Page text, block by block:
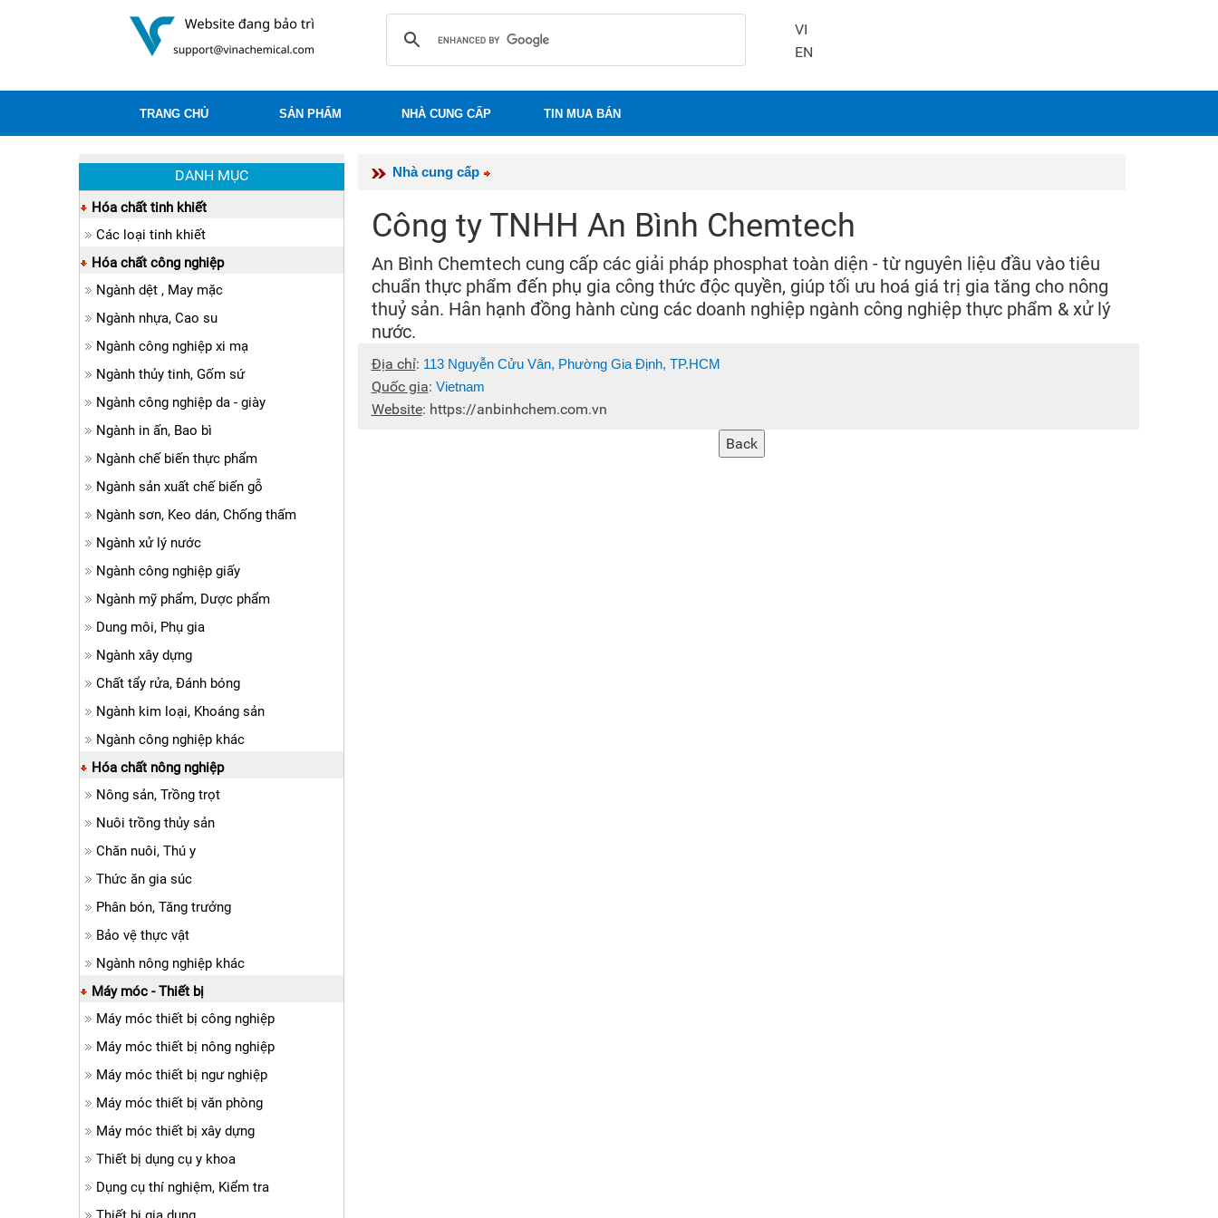
VI
EN
TRANG CHỦ SẢN PHẨM NHÀ CUNG CẤP TIN MUA BÁN
Nhà cung cấp
Công ty TNHH An Bình Chemtech
An Bình Chemtech cung cấp các giải pháp phosphat toàn diện - từ nguyên liệu đầu vào tiêu
chuẩn thực phẩm đến phụ gia công thức độc quyền, giúp tối ưu hoá giá trị gia tăng cho nông
thuỷ sản. Hân hạnh đồng hành cùng các doanh nghiệp ngành công nghiệp thực phẩm & xử lý
nước.
Địa chỉ: 113 Nguyễn Cửu Vân, Phường Gia Định, TP.HCM
Quốc gia: Vietnam
Website: https://anbinhchem.com.vn
DANH MỤC
Hóa chất tinh khiết
Các loại tinh khiết
Hóa chất công nghiệp
Ngành dệt , May mặc
Ngành nhựa, Cao su
Ngành công nghiệp xi mạ
Ngành thủy tinh, Gốm sứ
Ngành công nghiệp da - giày
Ngành in ấn, Bao bì
Ngành chế biến thực phẩm
Ngành sản xuất chế biến gỗ
Ngành sơn, Keo dán, Chống thấm
Ngành xử lý nước
Ngành công nghiệp giấy
Ngành mỹ phẩm, Dược phẩm
Dung môi, Phụ gia
Ngành xây dựng
Chất tẩy rửa, Đánh bóng
Ngành kim loại, Khoáng sản
Ngành công nghiệp khác
Hóa chất nông nghiệp
Nông sản, Trồng trọt
Nuôi trồng thủy sản
Chăn nuôi, Thú y
Thức ăn gia súc
Phân bón, Tăng trưởng
Bảo vệ thực vật
Ngành nông nghiệp khác
Máy móc - Thiết bị
Máy móc thiết bị công nghiệp
Máy móc thiết bị nông nghiệp
Máy móc thiết bị ngư nghiệp
Máy móc thiết bị văn phòng
Máy móc thiết bị xây dựng
Thiết bị dụng cụ y khoa
Dụng cụ thí nghiệm, Kiểm tra